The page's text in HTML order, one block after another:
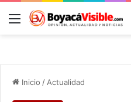
Menú
Inicio / Actualidad